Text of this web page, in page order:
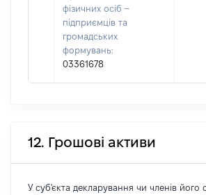
фізичних осіб –
підприємців та
громадських
формувань:
03361678
12. Грошові активи
У суб'єкта декларування чи членів його